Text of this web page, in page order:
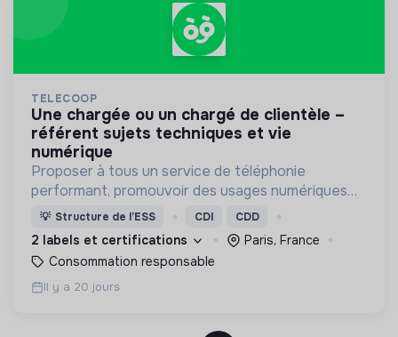
TELECOOP
une chargée ou un chargé de clientèle –
référent sujets techniques et vie
numérique
Proposer à tous un service de téléphonie
performant, promouvoir des usages numériques
responsables et donner les moyens à chacun
d’agir dans une logique d’intérêt général et de bien
commun.
💡 Structure de l’ESS CDI CDD
2 labels et certifications
Paris, France
Consommation responsable
Il y a 20 jours